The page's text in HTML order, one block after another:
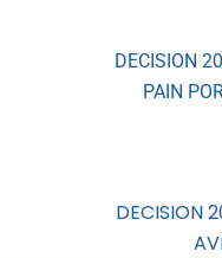
DECISION
PAIN
DECISION